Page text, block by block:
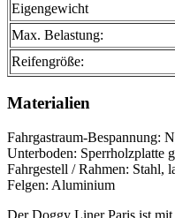
Eigengewicht
Max. Belastung:
Reifengröße:
Materialien
Fahrgastraum-Bespannung:
Unterboden: Sperrholzplatte
Fahrgestell / Rahmen: Stahl,
Felgen: Aluminium
Der Doggy Liner Paris ist